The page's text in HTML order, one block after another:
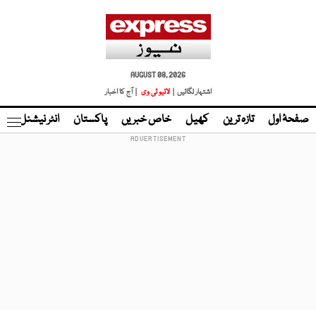
AUGUST 08, 2026
اشتہار لگائیں |
لائیو ٹی وی | آج کا اخبار
صفحۂ اول تازہ ترین کھیل خاص خبریں پاکستان انٹر نیشنل